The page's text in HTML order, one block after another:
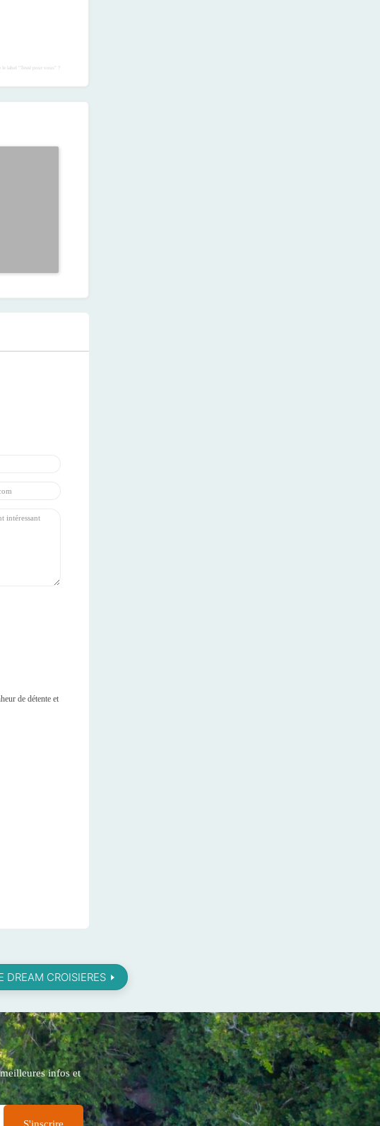
le label "Testé pour vous" ?
de détente et
DREAM CROISIERES
infos et